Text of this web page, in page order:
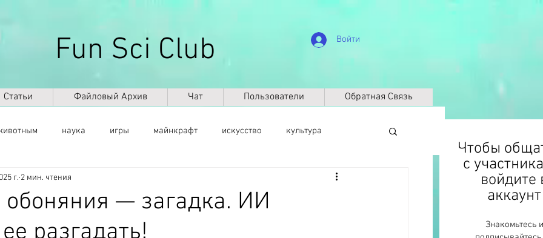
Fun Sci Club Войти
Статьи Файловый Архив Чат Пользователи Обратная Связь
наука игры майнкрафт искусство культура
саморазвитие биография
космос география палеонтология
обоняния — загадка. ИИ
г. 2 мин. чтения
Чтобы
с
войдите
аккаунт
Знакомьтесь и